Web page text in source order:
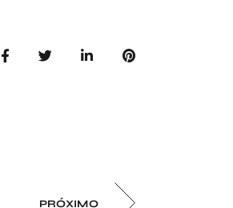
PRÓXIMO